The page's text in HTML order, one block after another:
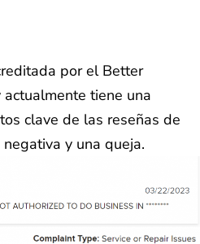
por el Better
tiene una
clave de las reseñas de
y una queja.